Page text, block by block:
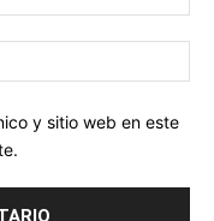
y sitio web en este